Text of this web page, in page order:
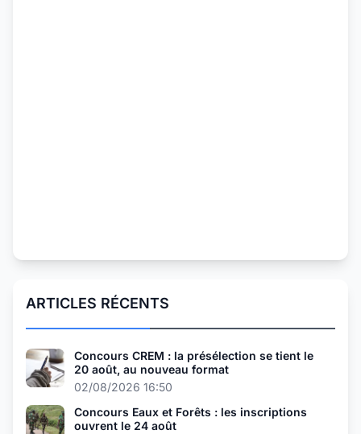
ARTICLES RÉCENTS
Concours CREM : la présélection se tient le
20 août, au nouveau format
02/08/2026 16:50
Concours Eaux et Forêts : les inscriptions
ouvrent le 24 août